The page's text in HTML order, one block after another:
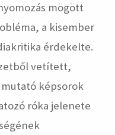
mögött
a kisember
érdekelte.
vetített,
képsorok
róka jelenete